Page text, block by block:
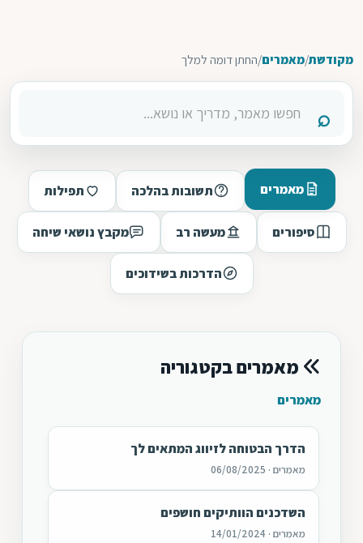
מקודשת/מאמרים/החתן דומה למלך
מאמרים תשובות בהלכה תפילות
סיפורים מעשה רב מקבץ נושאי שיחה
הדרכות בשידוכים
מאמרים בקטגוריה
מאמרים
הדרך הבטוחה לזיווג המתאים לך
מאמרים · 06/08/2025
השדכנים הוותיקים חושפים
מאמרים · 14/01/2024